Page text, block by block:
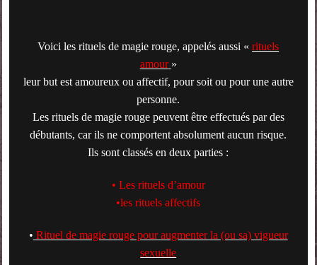
Voici les rituels de magie rouge, appelés aussi «rituels
amour »
leur but est amoureux ou affectif, pour soit ou pour une autre
personne.
Les rituels de magie rouge peuvent être effectués par des
débutants, car ils ne comportent absolument aucun risque.
Ils sont classés en deux parties :
• Les rituels d’amour
•les rituels affectifs
• Rituel de magie rouge pour augmenter la (ou sa) vigueur
sexuelle